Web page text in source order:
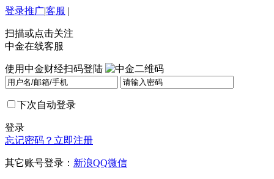
登录推广|客服 |
扫描或点击关注
中金在线客服
使用中金财经扫码登陆
下次自动登录
登录
忘记密码？ 立即注册
其它账号登录： 新浪QQ微信